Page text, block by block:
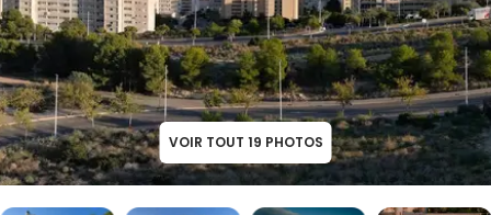
VOIR TOUT 19 PHOTOS